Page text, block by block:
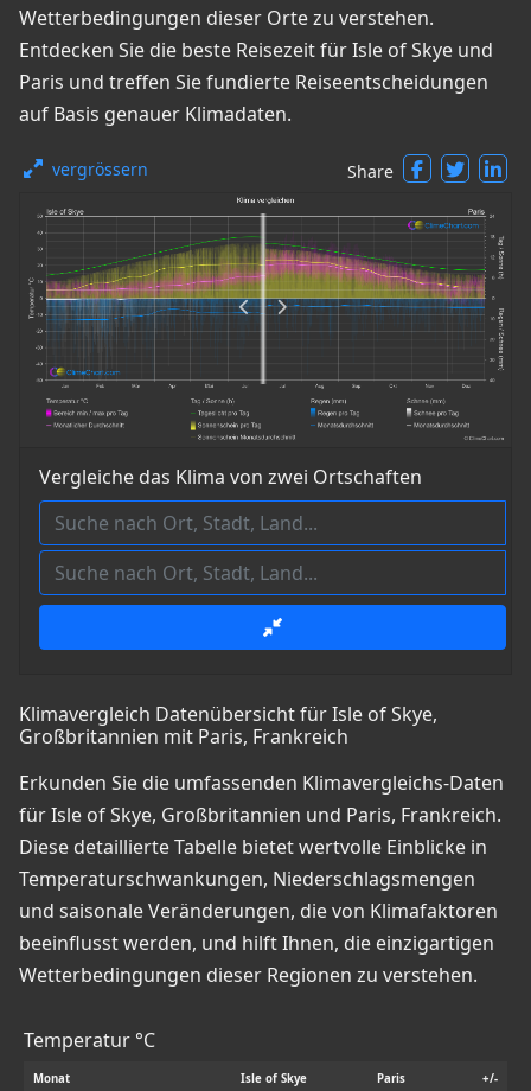
Wetterbedingungen dieser Orte zu verstehen.
Entdecken Sie die beste Reisezeit für Isle of Skye und
Paris und treffen Sie fundierte Reiseentscheidungen
auf Basis genauer Klimadaten.
vergrössern Share
Vergleiche das Klima von zwei Ortschaften
Klimavergleich Datenübersicht für Isle of Skye,
Großbritannien mit Paris, Frankreich
Erkunden Sie die umfassenden Klimavergleichs-Daten
für Isle of Skye, Großbritannien und Paris, Frankreich.
Diese detaillierte Tabelle bietet wertvolle Einblicke in
Temperaturschwankungen, Niederschlagsmengen
und saisonale Veränderungen, die von Klimafaktoren
beeinflusst werden, und hilft Ihnen, die einzigartigen
Wetterbedingungen dieser Regionen zu verstehen.
Temperatur °C
Monat Isle of Skye Paris +/-